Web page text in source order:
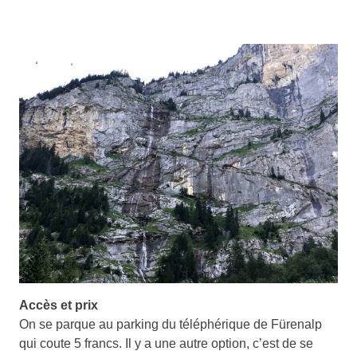
Accès et prix
On se parque au parking du téléphérique de Fürenalp
qui coute 5 francs. Il y a une autre option, c’est de se